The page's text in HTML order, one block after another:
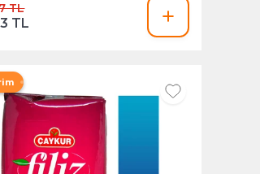
TL
TL